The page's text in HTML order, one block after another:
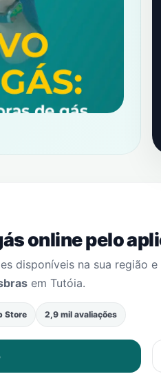
online pelo
disponíveis na sua região
em Tutóia.
Store 2,9 mil avaliações